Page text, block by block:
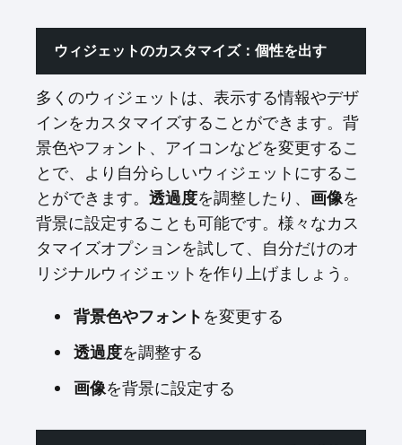
ウィジェットのカスタマイズ：個性を出す
多くのウィジェットは、表示する情報やデザ
インをカスタマイズすることができます。背
景色やフォント、アイコンなどを変更するこ
とで、より自分らしいウィジェットにするこ
とができます。 透過度を調整したり、 画像を
背景に設定することも可能です。様々なカス
タマイズオプションを試して、自分だけのオ
リジナルウィジェットを作り上げましょう。
背景色やフォントを変更する
透過度を調整する
画像を背景に設定する